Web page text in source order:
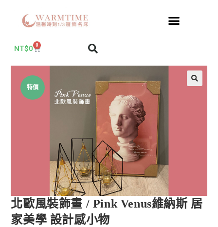
NT$0 0
特價
北歐風裝飾畫 / Pink Venus維納斯 居
家美學 設計感小物